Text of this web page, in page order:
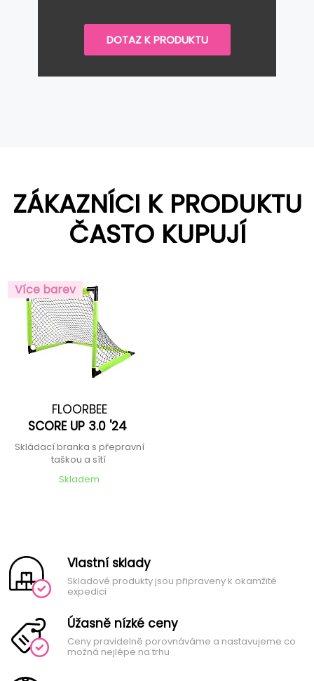
DOTAZ K PRODUKTU
ZÁKAZNÍCI K PRODUKTU
ČASTO KUPUJÍ
Více barev
FLOORBEE
SCORE UP 3.0 '24
Skládací branka s přepravní
taškou a sítí
Skladem
Vlastní sklady
Skladové produkty jsou připraveny k okamžité
expedici
Úžasně nízké ceny
Ceny pravidelně porovnáváme a nastavujeme co
možná nejlépe na trhu